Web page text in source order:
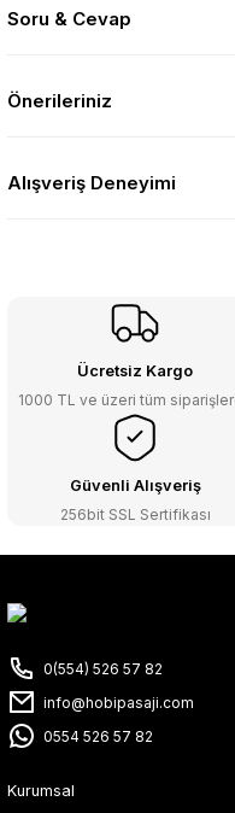
Soru & Cevap
Önerileriniz
Alışveriş Deneyimi
Ücretsiz Kargo
1000 TL ve üzeri tüm
Güvenli Alışveriş
256bit SSL Sertifikası
0(554) 526 57 82
info@hobipasaji.com
0554 526 57 82
Kurumsal